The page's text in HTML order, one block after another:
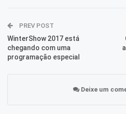
PREV POST
WinterShow 2017 está
chegando com uma
programação especial
Deixe um